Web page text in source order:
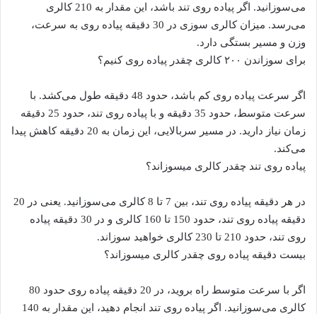
می‌سوزانید. اگر پیاده روی تند باشد، این مقدار به 210 کالری
می‌رسد. میزان کالری سوزی در 30 دقیقه پیاده روی به سرعت،
وزن و مسیر بستگی دارد.
برای سوزاندن ۲۰۰ کالری چقدر پیاده روی کنیم؟
اگر سرعت پیاده روی کم باشد، حدود 48 دقیقه طول می‌کشد. با
سرعت متوسط، حدود 35 دقیقه و با پیاده روی تند، حدود 25 دقیقه
زمان نیاز دارید. در مسیر سربالایی، این زمان به 20 دقیقه کاهش پیدا
می‌کند.
پیاده روی تند چقدر کالری میسوزاند؟
در هر دقیقه پیاده روی تند، بین 7 تا 8 کالری می‌سوزانید. یعنی در 20
دقیقه پیاده روی تند، حدود 150 تا 160 کالری و در 30 دقیقه پیاده
روی تند، حدود 210 تا 230 کالری خواهید سوزاند.
بیست دقیقه پیاده روی چقدر کالری میسوزاند؟
اگر با سرعت متوسط راه بروید، در 20 دقیقه پیاده روی حدود 80
کالری می‌سوزانید. اگر پیاده روی تند انجام دهید، این مقدار به 140